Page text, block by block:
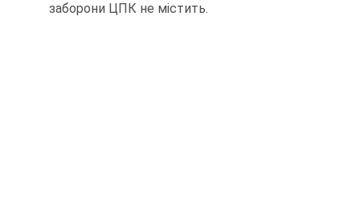
заборони ЦПК не містить.